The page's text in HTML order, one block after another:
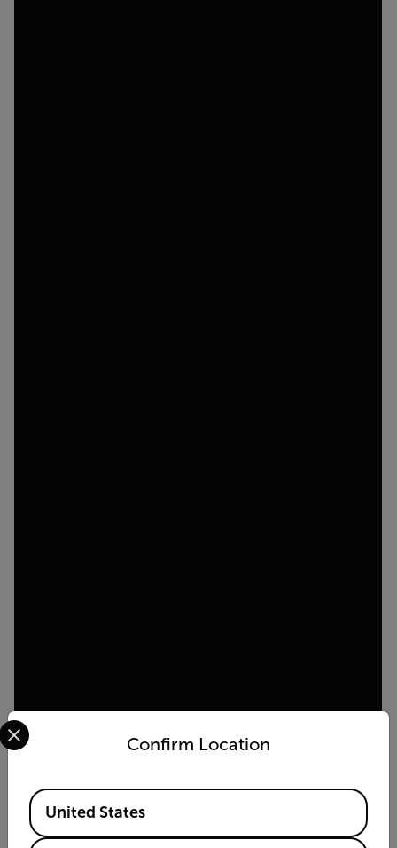
Confirm Location
Select your preferred country and language from the
Available Locations
United States